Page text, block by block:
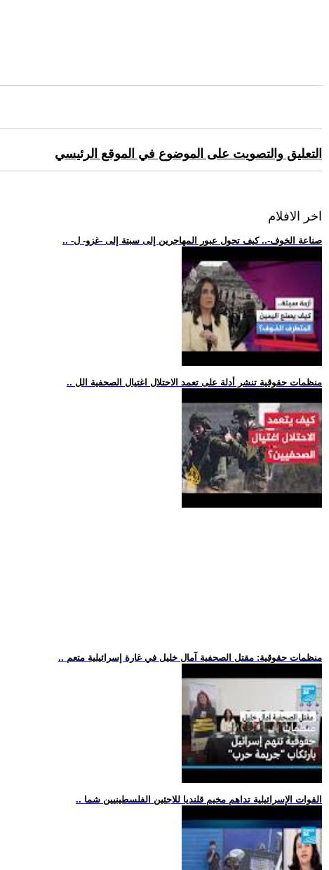
التعليق والتصويت على الموضوع في الموقع الرئيسي
اخر الافلام
.. -صناعة الخوف-.. كيف تحول عبور المهاجرين إلى سبتة إلى -غزو- ل
.. منظمات حقوقية تنشر أدلة على تعمد الاحتلال اغتيال الصحفية الل
.. منظمات حقوقية: مقتل الصحفية آمال خليل في غارة إسرائيلية متعم
.. القوات الإسرائيلية تداهم مخيم قلنديا للاجئين الفلسطينيين شما